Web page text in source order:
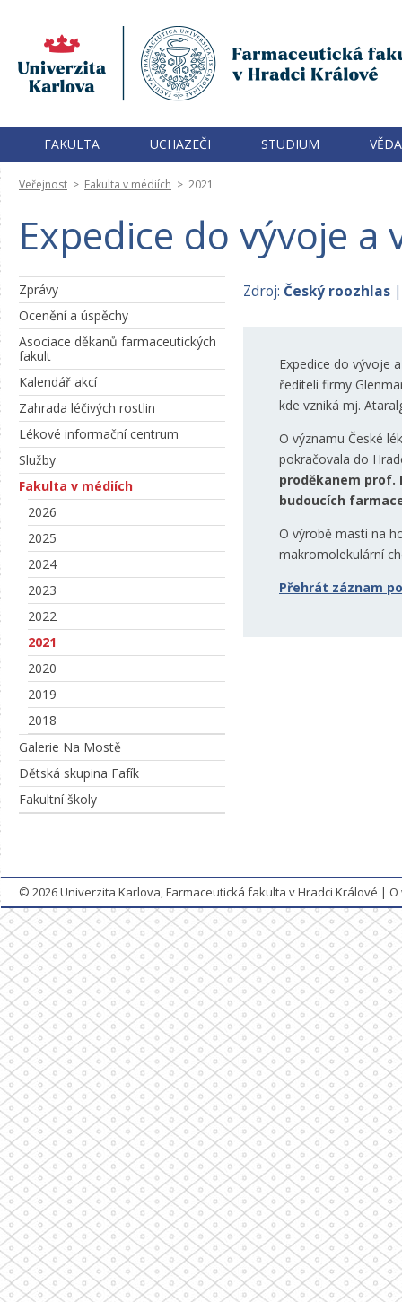
FAKULTA UCHAZEČI STUDIUM
Veřejnost > Fakulta v médiích > 2021
Expedice do vývoje a
Zprávy
Ocenění a úspěchy
Asociace děkanů farmaceutických
fakult
Kalendář akcí
Zahrada léčivých rostlin
Lékové informační centrum
Služby
Fakulta v médiích
2026
2025
2024
2023
2022
2021
2020
2019
2018
Galerie Na Mostě
Dětská skupina Fafík
Fakultní školy
Zdroj: Český roozhlas
Expedice do vývoje
řediteli firmy
kde vzniká mj.
O významu České
pokračovala do
proděkanem prof.
budoucích
O výrobě masti na
makromolekulární
Přehrát záznam
© 2026Univerzita Karlova, Farmaceutická fakulta v Hradci Králové |